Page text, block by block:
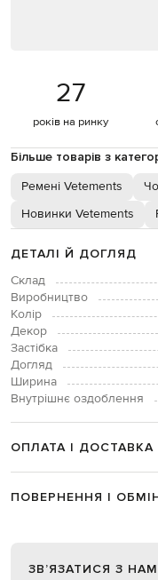
27
років на ринку
Більше товарів з
Ремені Vetements
Новинки Vetements
ДЕТАЛІ Й ДОГЛЯД
Склад
Виробництво
Колір
Декор
Застібка
Догляд
Ширина
Внутрішнє оздоблення
ОПЛАТА І ДОСТАВКА
ПОВЕРНЕННЯ І
ЗВʼЯЗАТИСЯ З